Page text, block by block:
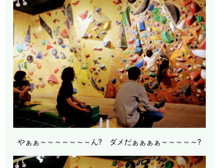
やぁぁ～～～～～～～ん? ダメだぁぁぁぁ～～～～～?